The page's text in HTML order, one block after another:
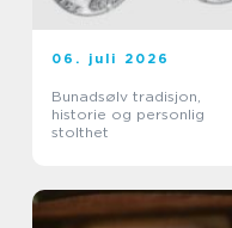
06. juli 2026
Bunadsølv tradisjon,
historie og personlig
stolthet